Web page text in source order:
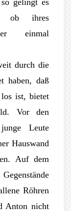
ob ihres
einmal
durch die
haben, daß
ist, bietet
Vor den
Leute
Hauswand
Auf dem
Röhren
Anton nicht